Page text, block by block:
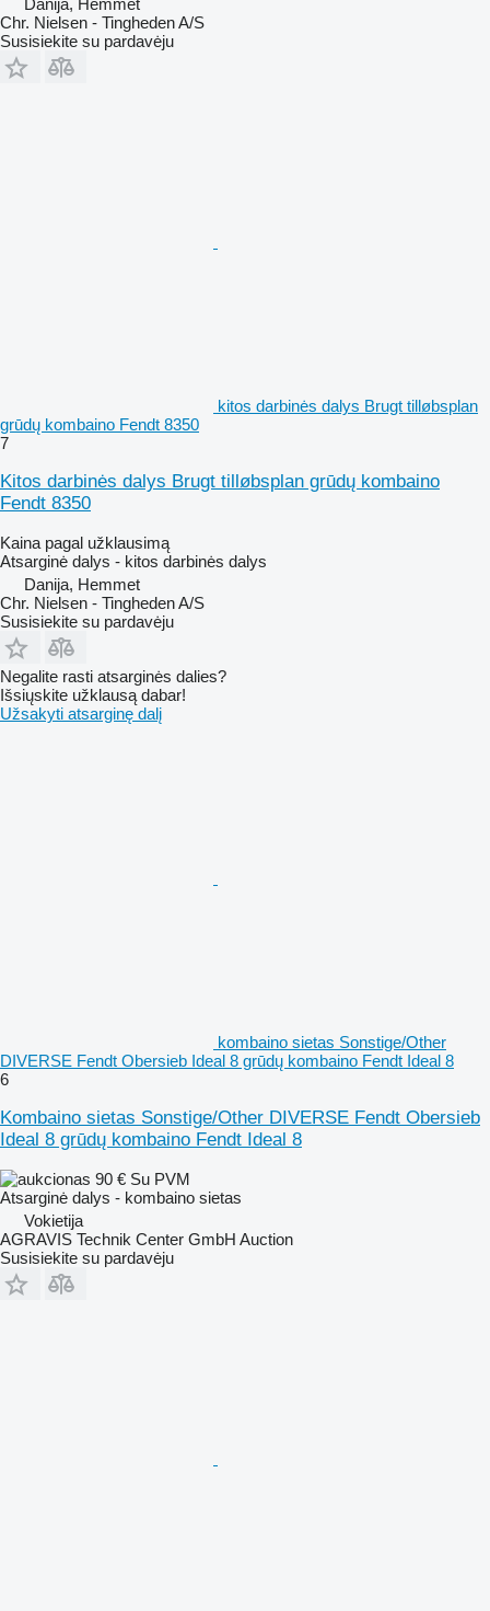
Chr. Nielsen - Tingheden A/S
Susisiekite su pardavėju
kitos darbinės dalys Brugt tilløbsplan
grūdų kombaino Fendt 8350
7
Kitos darbinės dalys Brugt tilløbsplan grūdų kombaino
Fendt 8350
Kaina pagal užklausimą
Atsarginė dalys - kitos darbinės dalys
Danija, Hemmet
Chr. Nielsen - Tingheden A/S
Susisiekite su pardavėju
Negalite rasti atsarginės dalies?
Išsiųskite užklausą dabar!
Užsakyti atsarginę dalį
kombaino sietas Sonstige/Other
DIVERSE Fendt Obersieb Ideal 8 grūdų kombaino Fendt Ideal 8
6
Kombaino sietas Sonstige/Other DIVERSE Fendt Obersieb
Ideal 8 grūdų kombaino Fendt Ideal 8
90 € Su PVM
Atsarginė dalys - kombaino sietas
Vokietija
AGRAVIS Technik Center GmbH Auction
Susisiekite su pardavėju